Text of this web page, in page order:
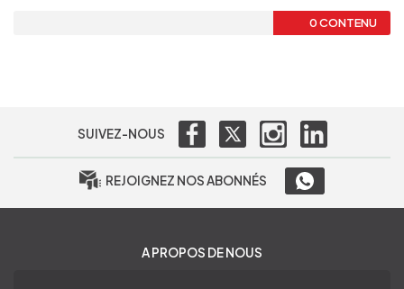
0 CONTENU
SUIVEZ-NOUS
REJOIGNEZ NOS ABONNÉS
A PROPOS DE NOUS